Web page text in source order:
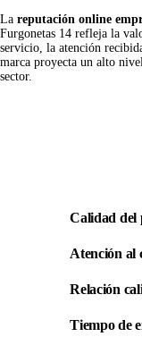
La reputación online
Furgonetas 14 refleja la
servicio, la atención
marca proyecta un alto
sector.
Calidad del
Atención al
Relación
Tiempo de